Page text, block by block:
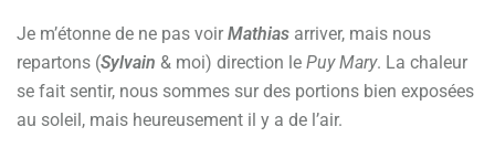
Je m’étonne de ne pas voirMathias arriver, mais nous
repartons (Sylvain & moi) direction le Puy Mary. La chaleur
se fait sentir, nous sommes sur des portions bien exposées
au soleil, mais heureusement il y a de l’air.